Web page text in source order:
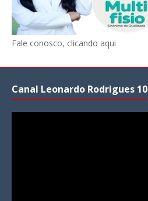
Fale conosco, clicando aqui
Canal Leonardo Rodrigues 10